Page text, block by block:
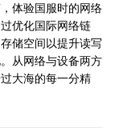
体验国服时的网络
优化国际网络链
储空间以提升读写
从网络与设备两方
大海的每一分精